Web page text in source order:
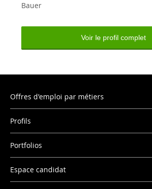
Bauer
Voir le profil complet
Offres d'emploi par métiers
Profils
Portfolios
Espace candidat